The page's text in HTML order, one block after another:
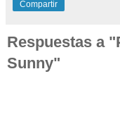
Compartir
Respuestas a
Sunny"